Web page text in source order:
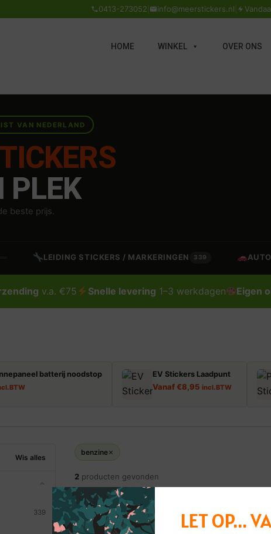
0413-273052 info@meerstickers.nl
HOME WINKEL OVER ONS
VAN NEDERLAND
PLEK
beste prijs.
LEIDING STICKERS / MARKERINGEN 339
v.a. €75 Snelle levering 1–3 werkdagen Eigen
batterij noodstop
BTW
EV Stickers Laadpunt
Vanaf€8,95 incl. BTW
Wis alles
339
benzine
2 producten gevonden
LET OP...